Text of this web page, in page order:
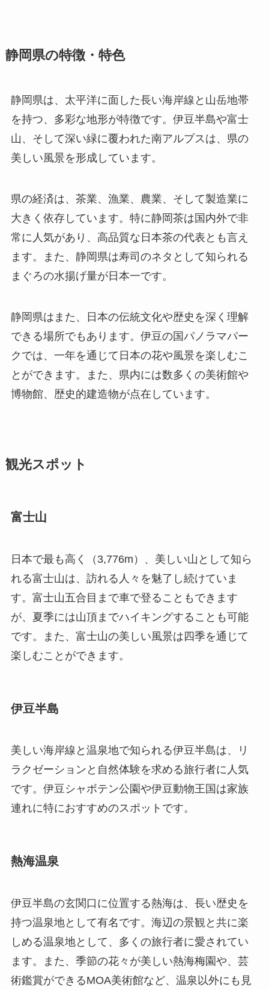
静岡県の特徴・特色
静岡県は、太平洋に面した長い海岸線と山岳地帯
を持つ、多彩な地形が特徴です。伊豆半島や富士
山、そして深い緑に覆われた南アルプスは、県の
美しい風景を形成しています。
県の経済は、茶業、漁業、農業、そして製造業に
大きく依存しています。特に静岡茶は国内外で非
常に人気があり、高品質な日本茶の代表とも言え
ます。また、静岡県は寿司のネタとして知られる
まぐろの水揚げ量が日本一です。
静岡県はまた、日本の伝統文化や歴史を深く理解
できる場所でもあります。伊豆の国パノラマパー
クでは、一年を通じて日本の花や風景を楽しむこ
とができます。また、県内には数多くの美術館や
博物館、歴史的建造物が点在しています。
観光スポット
富士山
日本で最も高く（3,776m）、美しい山として知ら
れる富士山は、訪れる人々を魅了し続けていま
す。富士山五合目まで車で登ることもできます
が、夏季には山頂までハイキングすることも可能
です。また、富士山の美しい風景は四季を通じて
楽しむことができます。
伊豆半島
美しい海岸線と温泉地で知られる伊豆半島は、リ
ラクゼーションと自然体験を求める旅行者に人気
です。伊豆シャボテン公園や伊豆動物王国は家族
連れに特におすすめのスポットです。
熱海温泉
伊豆半島の玄関口に位置する熱海は、長い歴史を
持つ温泉地として有名です。海辺の景観と共に楽
しめる温泉地として、多くの旅行者に愛されてい
ます。また、季節の花々が美しい熱海梅園や、芸
術鑑賞ができるMOA美術館など、温泉以外にも見